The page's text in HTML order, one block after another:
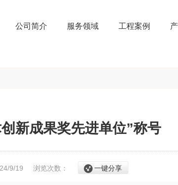
公司简介 服务领域 工程案例
新成果奖先进单位”称号
9/19 浏览次数： 一键分享